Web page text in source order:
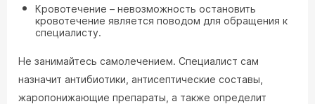
Кровотечение – невозможность остановить
кровотечение является поводом для обращения к
специалисту.
Не занимайтесь самолечением. Специалист сам
назначит антибиотики, антисептические составы,
жаропонижающие препараты, а также определит